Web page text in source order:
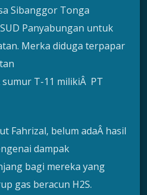
Sibanggor Tonga
Panyabungan untuk
Merka diduga terpapar
sumur T-11 milikiÂ PT
Fahrizal, belum adaÂ hasil
dampak
bagi mereka yang
gas beracun H2S.